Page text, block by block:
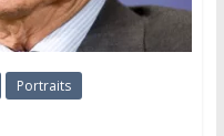
Portraits